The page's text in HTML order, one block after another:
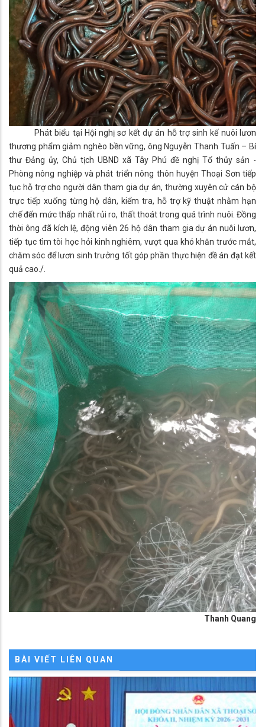
Phát biểu tại Hội nghị sơ kết dự án hỗ trợ sinh kế nuôi lươn
thương phẩm giảm nghèo bền vững, ông Nguyễn Thanh Tuấn – Bí
thư Đảng ủy, Chủ tịch UBND xã Tây Phú đề nghị Tổ thủy sản -
Phòng nông nghiệp và phát triển nông thôn huyện Thoại Sơn tiếp
tục hỗ trợ cho người dân tham gia dự án, thường xuyên cử cán bộ
trực tiếp xuống từng hộ dân, kiểm tra, hỗ trợ kỹ thuật nhằm hạn
chế đến mức thấp nhất rủi ro, thất thoát trong quá trình nuôi. Đồng
thời ông đã kích lệ, động viên 26 hộ dân tham gia dự án nuôi lươn,
tiếp tục tìm tòi học hỏi kinh nghiêm, vượt qua khó khăn trước mắt,
chăm sóc để lươn sinh trưởng tốt góp phần thực hiện đề án đạt kết
quả cao./.
Thanh Quang
BÀI VIẾT LIÊN QUAN